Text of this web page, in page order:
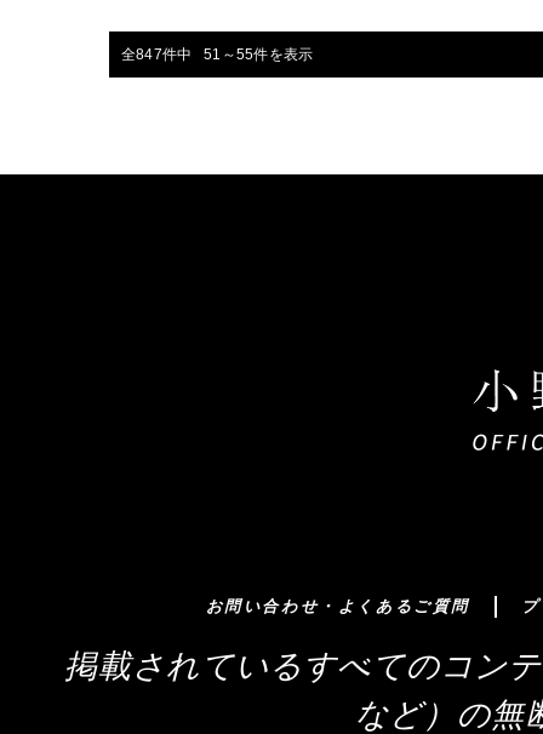
全847件中 51～55件を表示
お問い合わせ・よくあるご質問
掲載されているすべてのコン
など）の無